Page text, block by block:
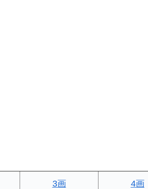
3画 4画